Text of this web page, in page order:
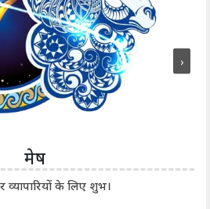
मेष
के लिए शुभ।
›